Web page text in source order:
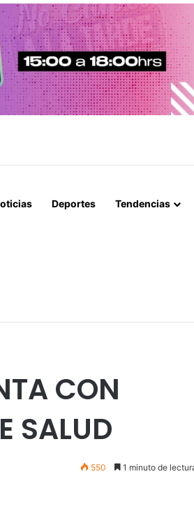
ATENCIÓN EN CONSULTORIOS
Deportes Tendencias
CON
SALUD
550 1 minuto de